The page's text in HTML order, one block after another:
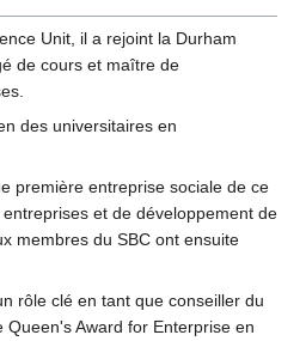
Unit, il a rejoint la Durham
de cours et maître de
des universitaires en
première entreprise sociale de ce
et de développement de
membres du SBC ont ensuite
rôle clé en tant que conseiller du
Award for Enterprise en